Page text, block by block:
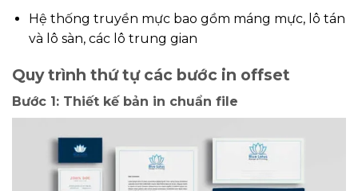
Hệ thống truyền mực bao gồm máng mực, lô tán
và lô sàn, các lô trung gian
Quy trình thứ tự các bước in offset
Bước 1: Thiết kế bản in chuẩn file